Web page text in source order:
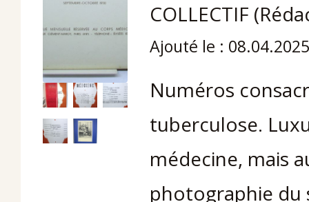
COLLECTIF
Ajouté le : 08.04.2025
Numéros
tuberculose.
médecine, mais
photographie du